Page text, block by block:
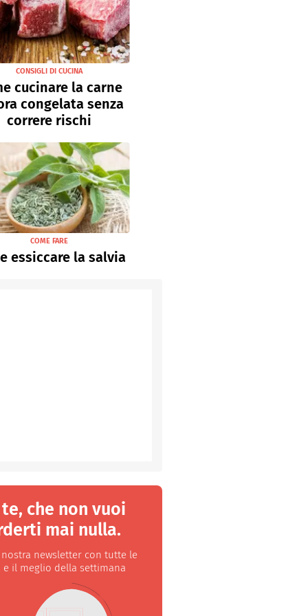
CONSIGLI DI CUCINA
cucinare la carne
congelata senza
correre rischi
COME FARE
essiccare la salvia
che non vuoi
mai nulla.
nostra newsletter con tutte le
e il meglio della settimana